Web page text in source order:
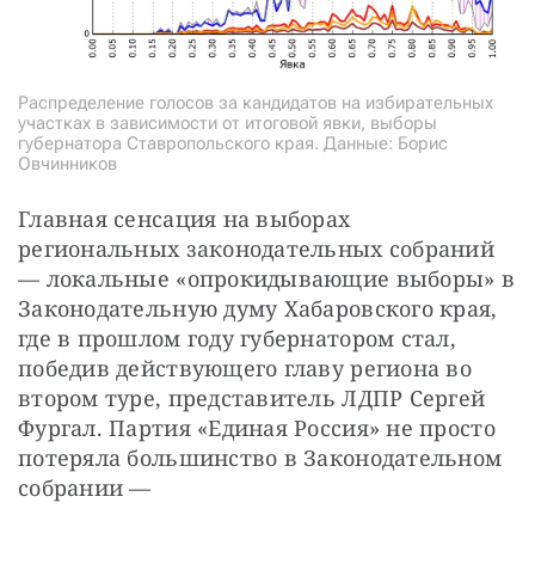
Распределение голосов за кандидатов на избирательных
участках в зависимости от итоговой явки, выборы
губернатора Ставропольского края. Данные: Борис
Овчинников
Главная сенсация на выборах
региональных законодательных собраний
— локальные «опрокидывающие выборы» в
Законодательную думу Хабаровского края,
где в прошлом году губернатором стал,
победив действующего главу региона во
втором туре, представитель ЛДПР Сергей
Фургал. Партия «Единая Россия» не просто
потеряла большинство в Законодательном
собрании —